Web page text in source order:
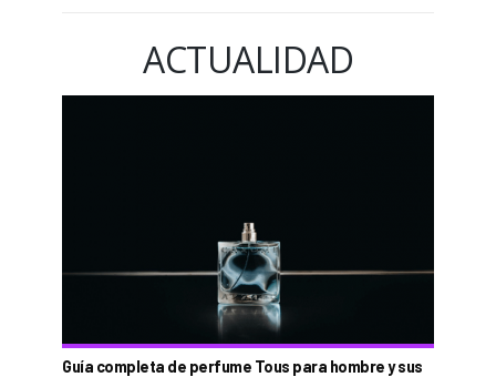
ACTUALIDAD
Guía completa de perfume Tous para hombre y sus